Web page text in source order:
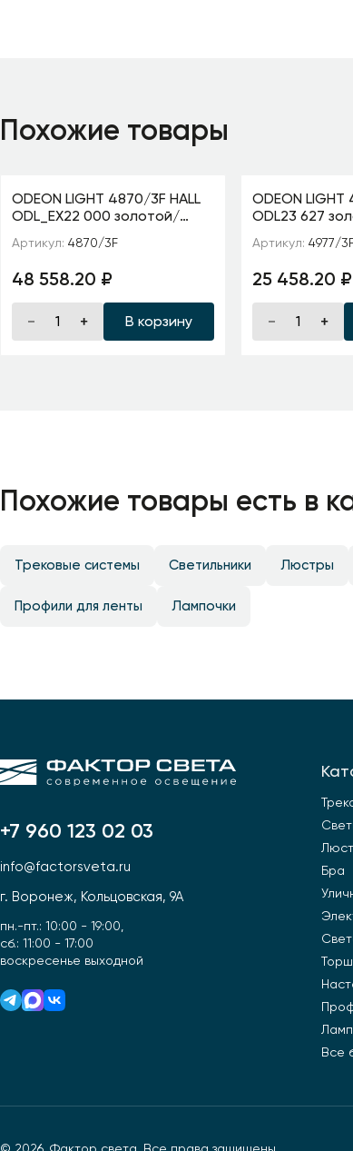
Похожие товары
ODEON LIGHT 4870/3F HALL
ODL_EX22 000 золотой/
чёрный/стекло Торшер E14
3*40W VENTAGLIO
Артикул: 4870/3F
48 558.20 ₽
В корзину
ODEON LIGHT
ODL23 627
хрусталь
VERSIA
Артикул: 4977/
25 458.20 ₽
Похожие товары есть в
Трековые системы Светильники Люстры
Профили для ленты Лампочки
+7 960 123 02 03
info@factorsveta.ru
г. Воронеж, Кольцовская, 9А
пн.-пт.: 10:00 - 19:00,
сб.: 11:00 - 17:00
воскресенье выходной
Бра
Все
© 2026, Фактор света. Все права защищены.